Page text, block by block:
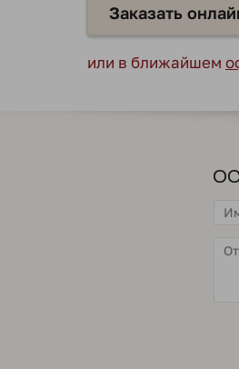
Заказать
или в ближайшем